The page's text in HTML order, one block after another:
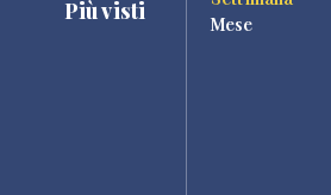
Più visti
Mese